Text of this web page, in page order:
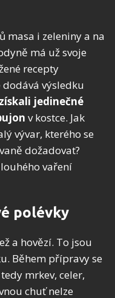
masa i zeleniny a na
má už svoje
recepty
dodává výsledku
jedinečné
v kostce. Jak
vývar, kterého se
dožadovat?
vaření
polévky
a hovězí. To jsou
Během přípravy se
mrkev, celer,
chuť nelze